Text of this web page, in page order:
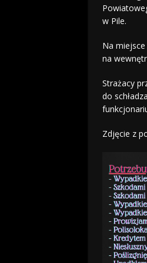
w Pile.
Na miejsce
na
Strażacy
do
Zdjęcie z